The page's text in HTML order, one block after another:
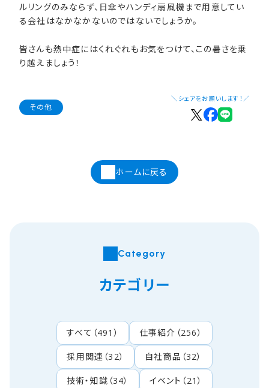
ルリングのみならず、日傘やハンディ扇風機まで用意してい
る会社はなかなかないのではないでしょうか。
皆さんも熱中症にはくれぐれもお気をつけて、この暑さを乗
り越えましょう！
その他
＼シェアをお願いします！／
ホームに戻る
Category
カテゴリー
すべて （491） 仕事紹介 （256）
採用関連 （32） 自社商品 （32）
技術・知識 （34） イベント （21）